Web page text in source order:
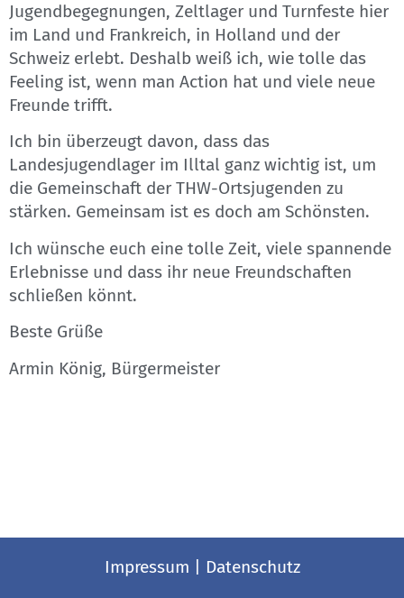
Jugendbegegnungen, Zeltlager und Turnfeste hier
im Land und Frankreich, in Holland und der
Schweiz erlebt. Deshalb weiß ich, wie tolle das
Feeling ist, wenn man Action hat und viele neue
Freunde trifft.
Ich bin überzeugt davon, dass das
Landesjugendlager im Illtal ganz wichtig ist, um
die Gemeinschaft der THW-Ortsjugenden zu
stärken. Gemeinsam ist es doch am Schönsten.
Ich wünsche euch eine tolle Zeit, viele spannende
Erlebnisse und dass ihr neue Freundschaften
schließen könnt.
Beste Grüße
Armin König, Bürgermeister
Impressum Datenschutz